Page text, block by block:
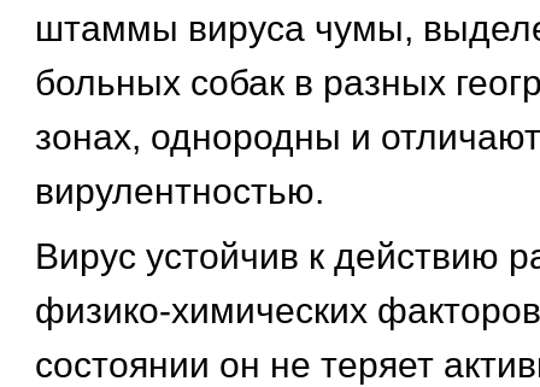
штаммы вируса чумы,
больных собак в разных
зонах, однородны и
вирулентностью.
Вирус устойчив к действию
физико-химических
состоянии он не теряет